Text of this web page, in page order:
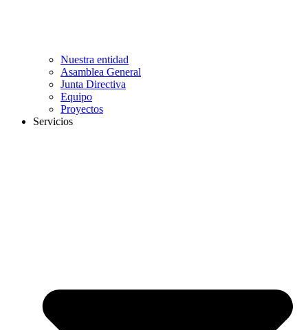
Nuestra entidad
Asamblea General
Junta Directiva
Equipo
Proyectos
Servicios